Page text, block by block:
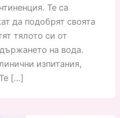
Те са
да подобрят своята
тялото си от
на вода.
изпитания,
[…]